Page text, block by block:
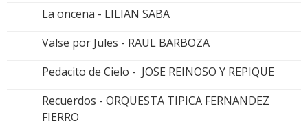
La oncena - LILIAN SABA
Valse por Jules - RAUL BARBOZA
Pedacito de Cielo - JOSE REINOSO Y REPIQUE
Recuerdos - ORQUESTA TIPICA FERNANDEZ
FIERRO